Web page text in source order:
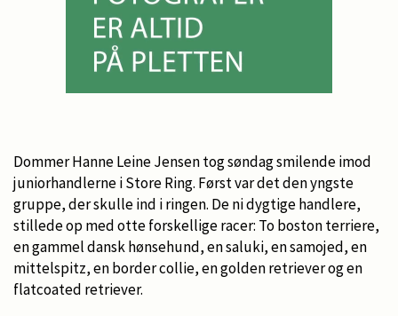
Dommer Hanne Leine Jensen tog søndag smilende imod
juniorhandlerne i Store Ring. Først var det den yngste
gruppe, der skulle ind i ringen. De ni dygtige handlere,
stillede op med otte forskellige racer: To boston terriere,
en gammel dansk hønsehund, en saluki, en samojed, en
mittelspitz, en border collie, en golden retriever og en
flatcoated retriever.